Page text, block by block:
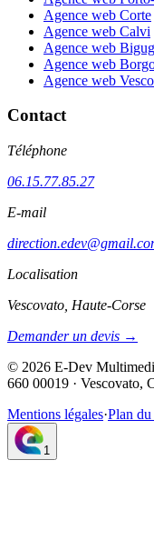
Agence web Corte
Agence web Calvi
Agence web
Agence web
Agence web
Contact
Téléphone
06.15.77.85.27
E-mail
Localisation
Vescovato, Haute-Corse
Demander un devis →
© 2026 E-Dev
660 00019 · Vescovato,
Mentions légales·Plan du
1